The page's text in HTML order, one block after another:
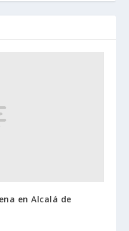
en Alcalá de